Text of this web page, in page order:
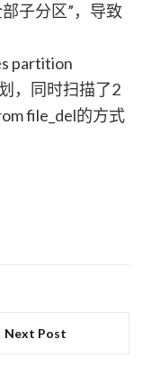
子分区”，导致
partition
，同时扫描了2
file_del的方式
Next Post